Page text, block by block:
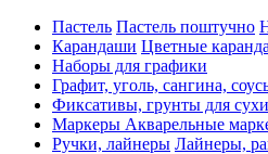
Пастель Пастель поштучно
Карандаши Цветные
Наборы для графики
Графит, уголь, сангина,
Фиксативы, грунты для
Маркеры Акварельные
Ручки, лайнеры Лайнеры,